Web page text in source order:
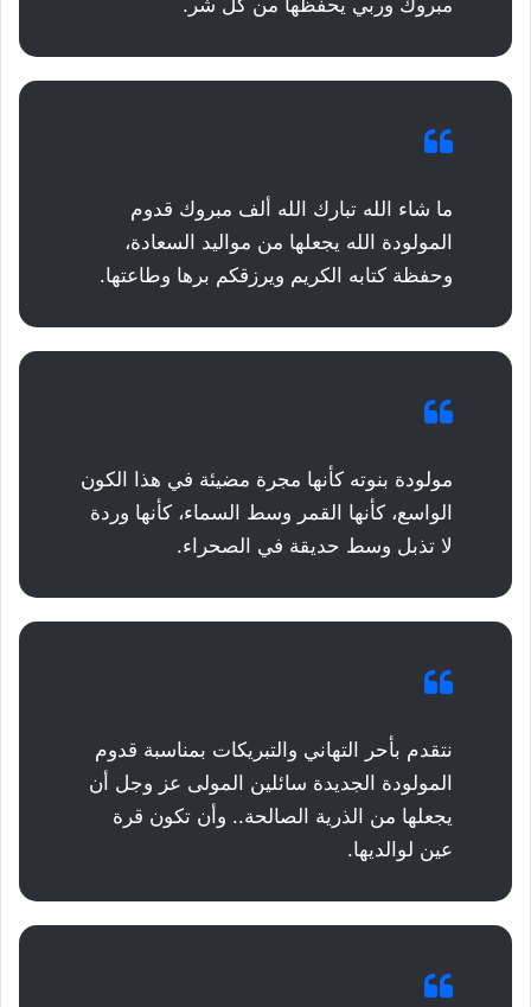
ما شاء الله تبارك الله ألف مبروك قدوم
المولودة الله يجعلها من مواليد السعادة،
وحفظة كتابه الكريم ويرزقكم برها وطاعتها.
مولودة بنوته كأنها مجرة مضيئة في هذا الكون
الواسع، كأنها القمر وسط السماء، كأنها وردة
لا تذبل وسط حديقة في الصحراء.
نتقدم بأحر التهاني والتبريكات بمناسبة قدوم
المولودة الجديدة سائلين المولى عز وجل أن
يجعلها من الذرية الصالحة.. وأن تكون قرة
عين لوالديها.